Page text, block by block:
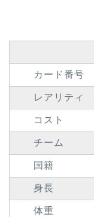
カード番号
レアリティ
コスト
チーム
国籍
身長
体重